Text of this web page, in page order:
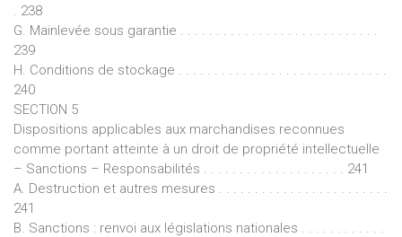
. 238
G. Mainlevée sous garantie . . . . . . . . . . . . . . . . . . . . . . . . . . . .
239
H. Conditions de stockage . . . . . . . . . . . . . . . . . . . . . . .. . . . . . .
240
SECTION 5
Dispositions applicables aux marchandises reconnues
comme portant atteinte à un droit de propriété intellectuelle
– Sanctions – Responsabilités . . . . . . . . . . . . . . . . . . . . 241
A. Destruction et autres mesures . . . . . . . . . . . . . . . . . . . . . . . .
241
B. Sanctions : renvoi aux législations nationales . . . . . . . . . . . .